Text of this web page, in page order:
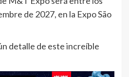
de 2027, en la Expo São
detalle de este increíble